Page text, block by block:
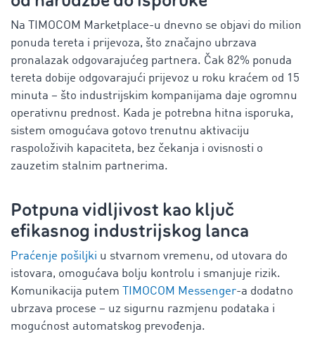
Na TIMOCOM Marketplace-u dnevno se objavi do milion
ponuda tereta i prijevoza, što značajno ubrzava
pronalazak odgovarajućeg partnera. Čak 82% ponuda
tereta dobije odgovarajući prijevoz u roku kraćem od 15
minuta – što industrijskim kompanijama daje ogromnu
operativnu prednost. Kada je potrebna hitna isporuka,
sistem omogućava gotovo trenutnu aktivaciju
raspoloživih kapaciteta, bez čekanja i ovisnosti o
zauzetim stalnim partnerima.
Potpuna vidljivost kao ključ
efikasnog industrijskog lanca
Praćenje pošiljki u stvarnom vremenu, od utovara do
istovara, omogućava bolju kontrolu i smanjuje rizik.
Komunikacija putem
TIMOCOM Messenger-a dodatno
ubrzava procese – uz sigurnu razmjenu podataka i
mogućnost automatskog prevođenja.